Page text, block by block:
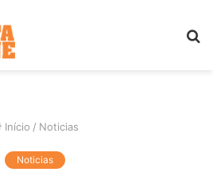
Início / Noticias
Noticias